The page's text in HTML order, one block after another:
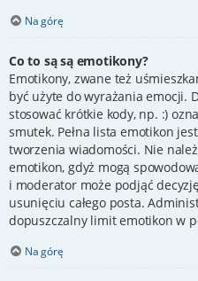
Na górę
Co to są są emotikony?
Emotikony, zwane też
być użyte do wyrażania emocji.
stosować krótkie kody, np. :)
smutek. Pełna lista emotikon
tworzenia wiadomości. Nie
emotikon, gdyż mogą
i moderator może podjąć
usunięciu całego posta.
dopuszczalny limit emotikon w
Na górę